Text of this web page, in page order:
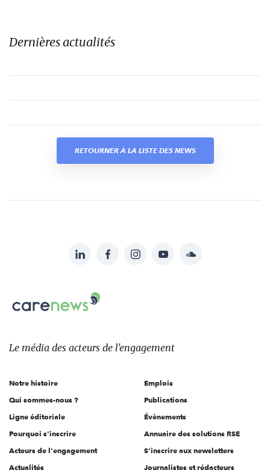
Dernières actualités
RETOURNER À LA LISTE DES NEWS
sur:
LinkedInFacebookInstagramYouTubeSoundcloud
Le
des
l'engagement
Le média des acteurs de l'engagement
Notre histoire
Qui sommes-nous ?
Ligne éditoriale
Pourquoi s'inscrire
Acteurs de l'engagement
Actualités
Emplois
Publications
Évènements
Annuaire des solutions RSE
S'inscrire aux newsletters
Journalistes et rédacteurs